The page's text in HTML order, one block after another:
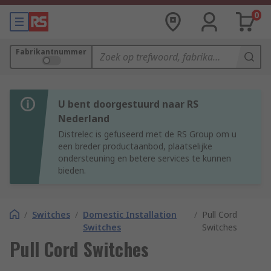
0
Fabrikantnummer
U bent doorgestuurd naar RS
Nederland
Distrelec is gefuseerd met de RS Group om u
een breder productaanbod, plaatselijke
ondersteuning en betere services te kunnen
bieden.
/ Switches / Domestic Installation
Switches
/ Pull Cord
Switches
Pull Cord Switches